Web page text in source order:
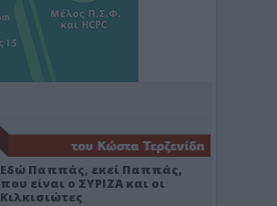
Εδώ Παππάς, εκεί Παππάς,
που είναι ο ΣΥΡΙΖΑ και οι
Κιλκισιώτες